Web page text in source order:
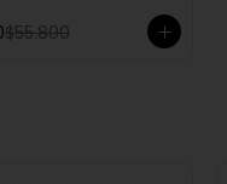
$55.800